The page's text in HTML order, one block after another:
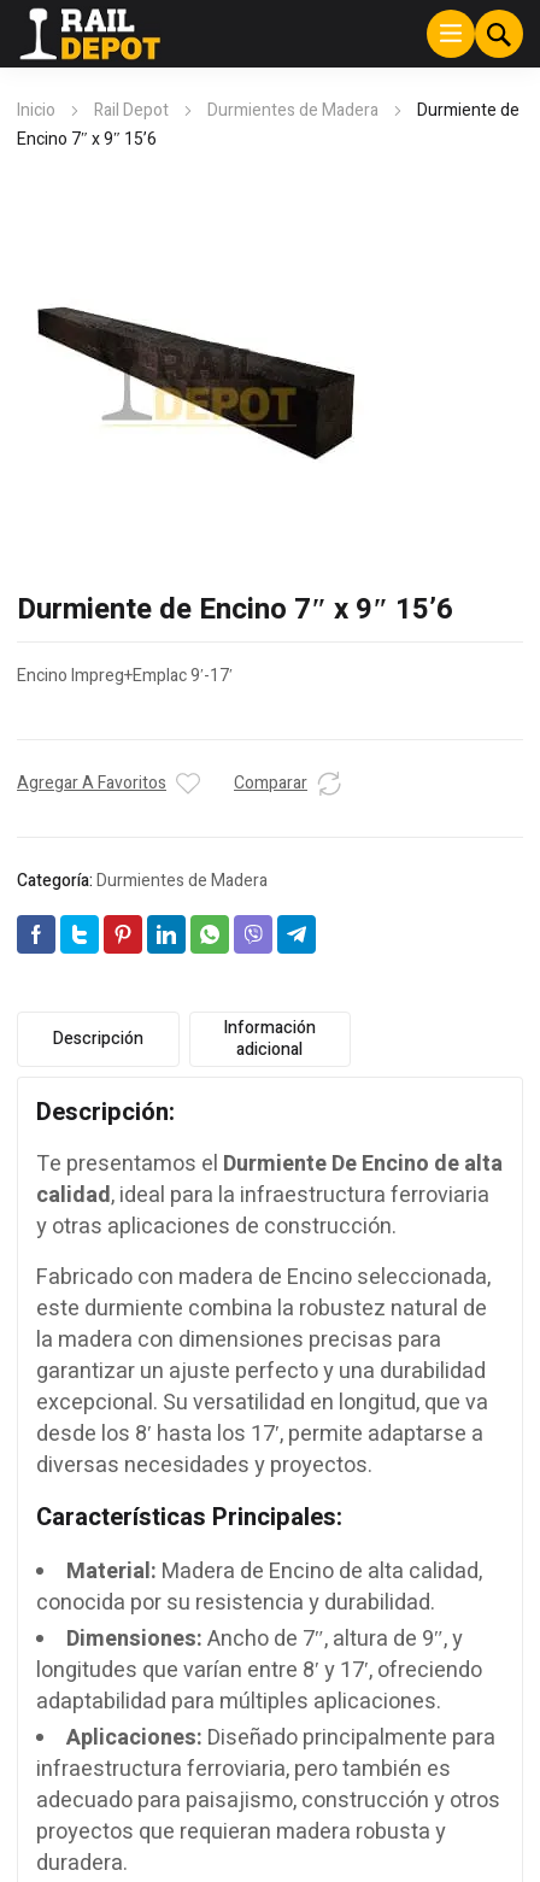
Inicio Rail Depot Durmientes de Madera
Durmiente de
Encino 7″ x 9″ 15’6
Durmiente de Encino 7″ x 9″ 15’6
Encino Impreg+Emplac 9′-17′
Agregar A Favoritos Comparar
Categoría:Durmientes de Madera
Descripción
Información
adicional
Descripción:
Te presentamos el Durmiente De Encino de alta
calidad, ideal para la infraestructura ferroviaria
y otras aplicaciones de construcción.
Fabricado con madera de Encino seleccionada,
este durmiente combina la robustez natural de
la madera con dimensiones precisas para
garantizar un ajuste perfecto y una durabilidad
excepcional. Su versatilidad en longitud, que va
desde los 8′ hasta los 17′, permite adaptarse a
diversas necesidades y proyectos.
Características Principales:
Material: Madera de Encino de alta calidad,
conocida por su resistencia y durabilidad.
Dimensiones:Ancho de 7″, altura de 9″, y
longitudes que varían entre 8′ y 17′, ofreciendo
adaptabilidad para múltiples aplicaciones.
Aplicaciones: Diseñado principalmente para
infraestructura ferroviaria, pero también es
adecuado para paisajismo, construcción y otros
proyectos que requieran madera robusta y
duradera.